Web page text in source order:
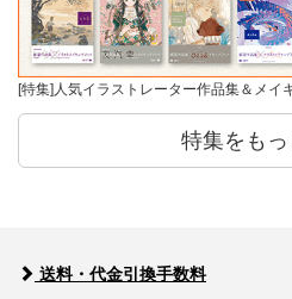
[特集]人気イラストレーター作品集＆メイ
特集をも
送料・代金引換手数料